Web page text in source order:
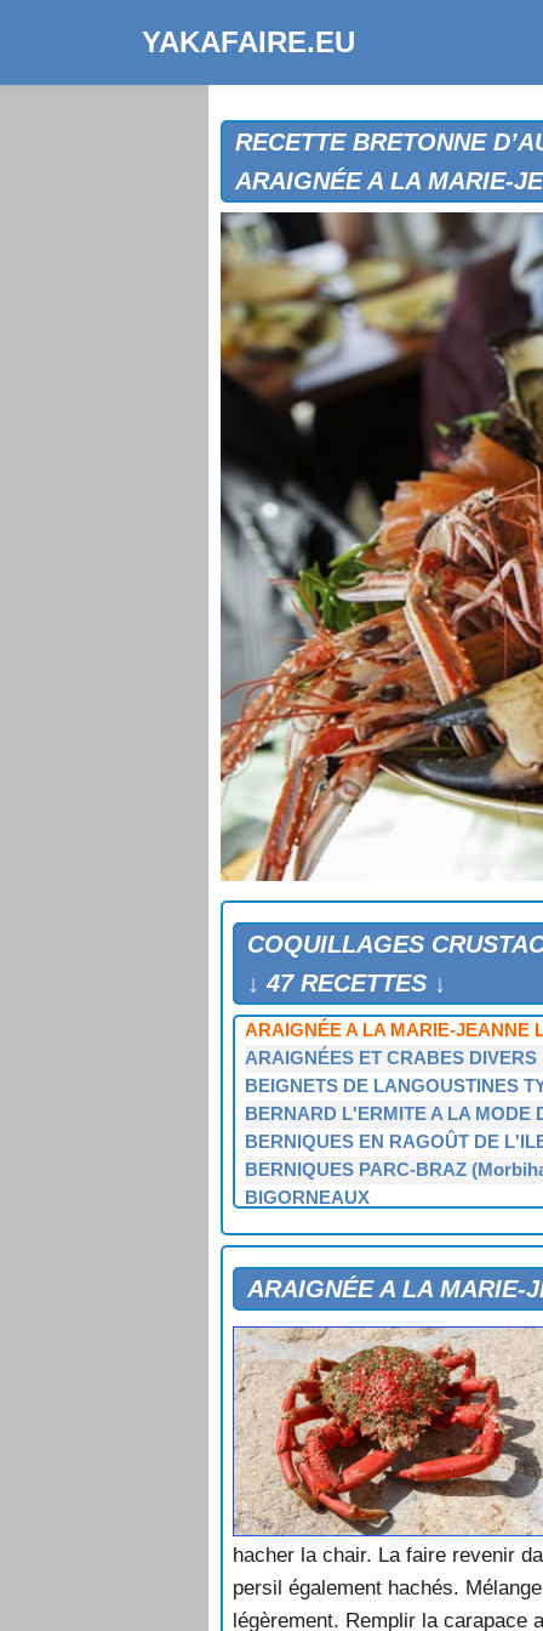
YAKAFAIRE.EU
RECETTE BRETONNE
ARAIGNÉE A LA MARIE-
COQUILLAGES
↓ 47 RECETTES ↓
ARAIGNÉE A LA MARIE-JEANNE
ARAIGNÉES ET CRABES DIVERS
BEIGNETS DE LANGOUSTINES
BERNARD L'ERMITE A LA MODE
BERNIQUES EN RAGOÛT DE
BERNIQUES PARC-BRAZ
BIGORNEAUX
BROCHETTES TY BUGALÉ
BUCCINS AU MUSCADET
CANAPÉS A LA SAINT-ENOGAT
CIVET DU PÊCHEUR De Dinard à
CONSERVE D'ORMÉES
COQUES OU RIGADEAUX (au
COQUILLES A LA BOURGEOISE
COQUILLES A LA KARABASENN
COQUILLES FARCIES
COQUILLES MALOUINES
COQUILLES MARINIERES
CRABE A LA BRETONNE (Saint-
CRABE GRATINÉ A LA MODE DE
CREVETTES
ARAIGNÉE A LA MARIE-
hacher la chair. La faire revenir
persil également hachés.
légèrement. Remplir la carapace